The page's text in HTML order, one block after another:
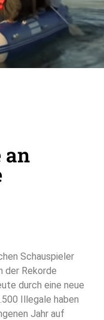
an
Schauspieler
der Rekorde
durch eine neue
Illegale haben
Jahr auf